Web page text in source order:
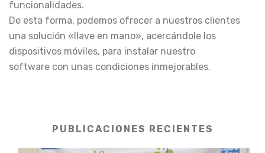
funcionalidades.
De esta forma, podemos ofrecer a nuestros clientes
una solución «llave en mano», acercándole los
dispositivos móviles, para instalar nuestro
software con unas condiciones inmejorables.
PUBLICACIONES RECIENTES